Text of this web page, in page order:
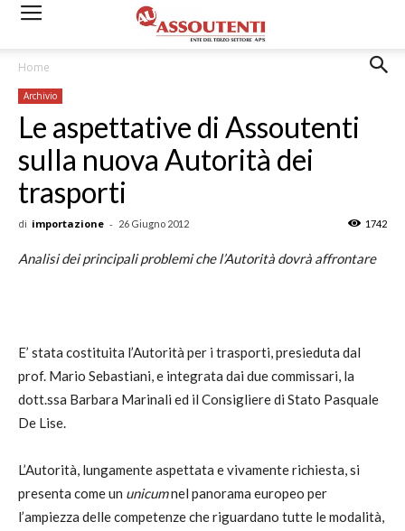
Home
Archivio
Le aspettative di Assoutenti
sulla nuova Autorità dei
trasporti
di importazione - 26 Giugno 2012 1742
Analisi dei principali problemi che l’Autorità dovrà affrontare
E’ stata costituita l’Autorità per i trasporti, presieduta dal
prof. Mario Sebastiani, e integrata dai due commissari, la
dott.ssa Barbara Marinali ed il Consigliere di Stato Pasquale
De Lise.
L’Autorità, lungamente aspettata e vivamente richiesta, si
presenta come un unicumnel panorama europeo per
l’ampiezza delle competenze che riguardano tutte le modalità,